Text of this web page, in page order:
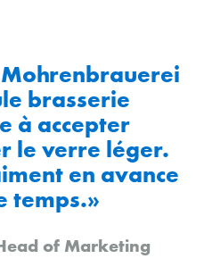
brasserie
à accepter
le verre léger.
en avance
temps.»
of Marketing